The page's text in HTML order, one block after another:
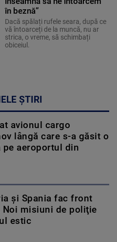
în beznă”
Dacă spălați rufele seara, după ce
vă întoarceți de la muncă, nu ar
strica, o vreme, să schimbați
obiceiul.
ȘTIRI
avionul cargo
lângă care s-a găsit o
aeroportul din
şi Spania fac front
Noi misiuni de poliţie
estic